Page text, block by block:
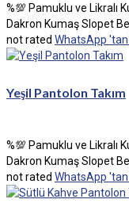
%💯 Pamuklu ve Likralı
Dakron Kumaş Slopet
not rated WhatsApp
Yeşil Pantolon Takım
%💯 Pamuklu ve Likralı
Dakron Kumaş Slopet
not rated WhatsApp